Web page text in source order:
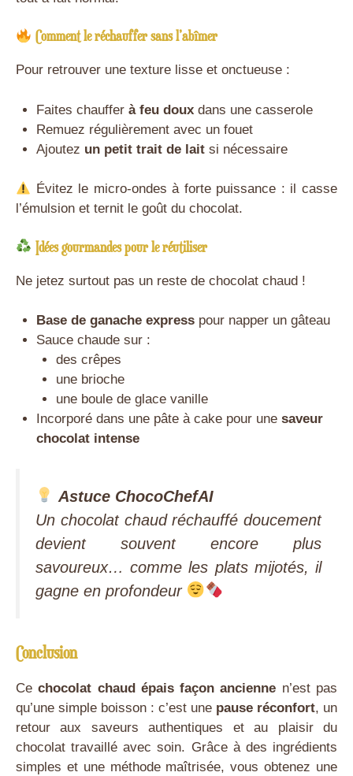
Comment le réchauffer sans l’abîmer
Pour retrouver une texture lisse et onctueuse :
Faites chauffer à feu douxdans une casserole
Remuez régulièrement avec un fouet
Ajoutez un petit trait de laitsi nécessaire
Évitez le micro-ondes à forte puissance : il casse
l’émulsion et ternit le goût du chocolat.
Idées gourmandes pour le réutiliser
Ne jetez surtout pas un reste de chocolat chaud !
Base de ganache expresspour napper un gâteau
Sauce chaude sur :
des crêpes
une brioche
une boule de glace vanille
Incorporé dans une pâte à cake pour une saveur
chocolat intense
Astuce ChocoChefAI
Un chocolat chaud réchauffé doucement
devient souvent encore plus
savoureux… comme les plats mijotés, il
gagne en profondeur
Conclusion
Cechocolat chaud épais façon ancienne n’est pas
qu’une simple boisson : c’est une pause réconfort, un
retour aux saveurs authentiques et au plaisir du
chocolat travaillé avec soin. Grâce à des ingrédients
simples et une méthode maîtrisée, vous obtenez une